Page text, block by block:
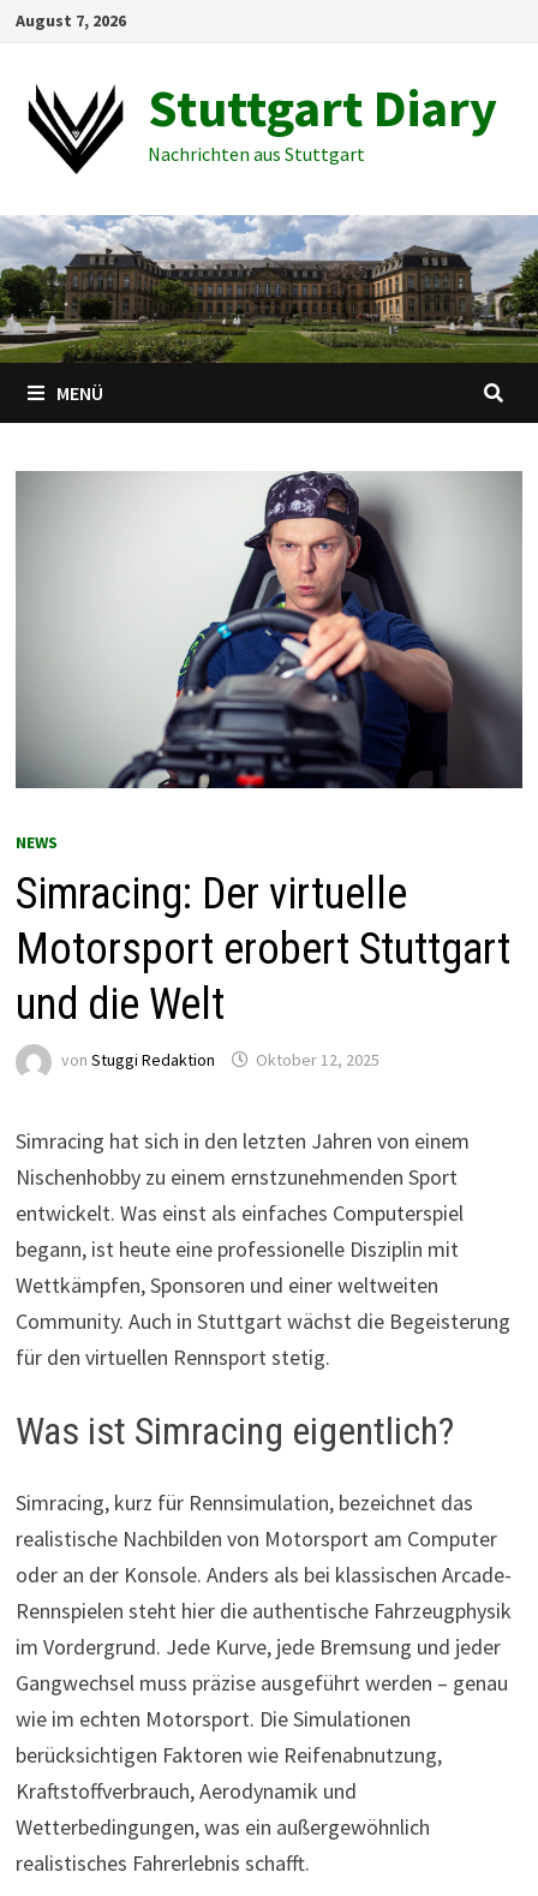
Zum
springen
August 7, 2026
Stuttgart Diary
Nachrichten aus Stuttgart
MENÜ
NEWS
Simracing: Der virtuelle
Motorsport erobert Stuttgart
und die Welt
von Stuggi Redaktion Oktober 12, 2025
Simracing hat sich in den letzten Jahren von einem
Nischenhobby zu einem ernstzunehmenden Sport
entwickelt. Was einst als einfaches Computerspiel
begann, ist heute eine professionelle Disziplin mit
Wettkämpfen, Sponsoren und einer weltweiten
Community. Auch in Stuttgart wächst die Begeisterung
für den virtuellen Rennsport stetig.
Was ist Simracing eigentlich?
Simracing, kurz für Rennsimulation, bezeichnet das
realistische Nachbilden von Motorsport am Computer
oder an der Konsole. Anders als bei klassischen Arcade-
Rennspielen steht hier die authentische Fahrzeugphysik
im Vordergrund. Jede Kurve, jede Bremsung und jeder
Gangwechsel muss präzise ausgeführt werden – genau
wie im echten Motorsport. Die Simulationen
berücksichtigen Faktoren wie Reifenabnutzung,
Kraftstoffverbrauch, Aerodynamik und
Wetterbedingungen, was ein außergewöhnlich
realistisches Fahrerlebnis schafft.